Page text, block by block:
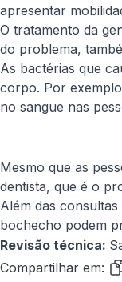
apresentar
O tratamento da
do problema,
As bactérias que
corpo. Por
no sangue nas
Mesmo que as
dentista, que é o
Além das
bochecho podem
Revisão técnica:
Compartilhar em: